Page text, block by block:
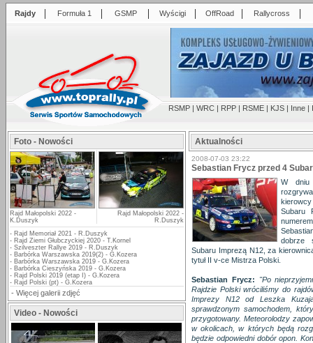
Rajdy | Formuła 1 | GSMP | Wyścigi | OffRoad | Rallycross |
RSMP | WRC | RPP | RSME | KJS | Inne |
Foto - Nowości
Rajd Małopolski 2022 -
K.Duszyk
Rajd Małopolski 2022 -
R.Duszyk
- Rajd Memoriał 2021 - R.Duszyk
- Rajd Ziemi Głubczyckiej 2020 - T.Kornel
- Szilveszter Rallye 2019 - R.Duszyk
- Barbórka Warszawska 2019(2) - G.Kozera
- Barbórka Warszawska 2019 - G.Kozera
- Barbórka Cieszyńska 2019 - G.Kozera
- Rajd Polski 2019 (etap I) - G.Kozera
- Rajd Polski (pt) - G.Kozera
- Więcej galerii zdjęć
Video - Nowości
Aktualności
2008-07-03 23:22
Sebastian Frycz przed 4
W dniu
kierowcy
Subaru
dobrze
Subaru Imprezą N12, za
tytuł II v-ce Mistrza Polski.
Sebastian Frycz:
"Po
Rajdzie Polski wróciliśmy do
Imprezy N12 od Leszka
sprawdzonym samochodem,
przygotowany. Meteorolodzy
w okolicach, w których będą
będzie odpowiedni dobór opon.